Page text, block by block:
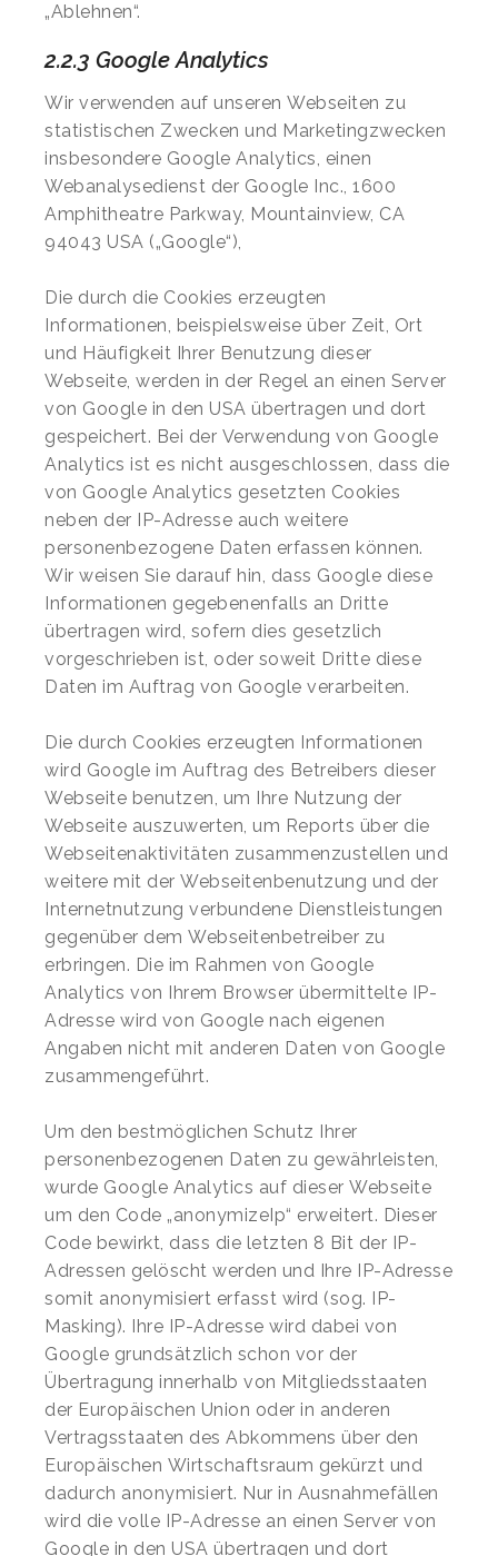
„Ablehnen“.
2.2.3 Google Analytics
Wir verwenden auf unseren Webseiten zu
statistischen Zwecken und Marketingzwecken
insbesondere Google Analytics, einen
Webanalysedienst der Google Inc., 1600
Amphitheatre Parkway, Mountainview, CA
94043 USA („Google“),
Die durch die Cookies erzeugten
Informationen, beispielsweise über Zeit, Ort
und Häufigkeit Ihrer Benutzung dieser
Webseite, werden in der Regel an einen Server
von Google in den USA übertragen und dort
gespeichert. Bei der Verwendung von Google
Analytics ist es nicht ausgeschlossen, dass die
von Google Analytics gesetzten Cookies
neben der IP-Adresse auch weitere
personenbezogene Daten erfassen können.
Wir weisen Sie darauf hin, dass Google diese
Informationen gegebenenfalls an Dritte
übertragen wird, sofern dies gesetzlich
vorgeschrieben ist, oder soweit Dritte diese
Daten im Auftrag von Google verarbeiten.
Die durch Cookies erzeugten Informationen
wird Google im Auftrag des Betreibers dieser
Webseite benutzen, um Ihre Nutzung der
Webseite auszuwerten, um Reports über die
Webseitenaktivitäten zusammenzustellen und
weitere mit der Webseitenbenutzung und der
Internetnutzung verbundene Dienstleistungen
gegenüber dem Webseitenbetreiber zu
erbringen. Die im Rahmen von Google
Analytics von Ihrem Browser übermittelte IP-
Adresse wird von Google nach eigenen
Angaben nicht mit anderen Daten von Google
zusammengeführt.
Um den bestmöglichen Schutz Ihrer
personenbezogenen Daten zu gewährleisten,
wurde Google Analytics auf dieser Webseite
um den Code „anonymizeIp“ erweitert. Dieser
Code bewirkt, dass die letzten 8 Bit der IP-
Adressen gelöscht werden und Ihre IP-Adresse
somit anonymisiert erfasst wird (sog. IP-
Masking). Ihre IP-Adresse wird dabei von
Google grundsätzlich schon vor der
Übertragung innerhalb von Mitgliedsstaaten
der Europäischen Union oder in anderen
Vertragsstaaten des Abkommens über den
Europäischen Wirtschaftsraum gekürzt und
dadurch anonymisiert. Nur in Ausnahmefällen
wird die volle IP-Adresse an einen Server von
Google in den USA übertragen und dort